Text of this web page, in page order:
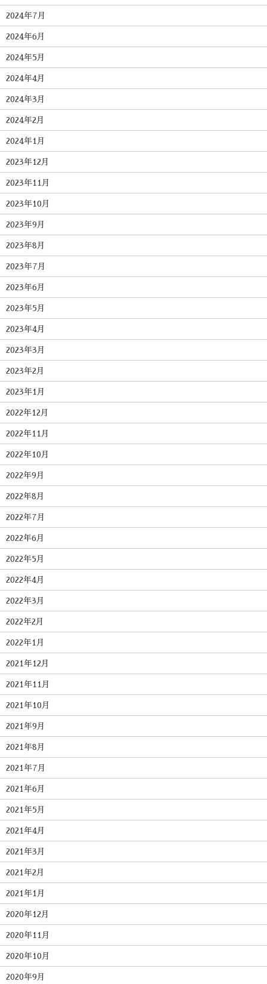
2024年7月
2024年6月
2024年5月
2024年4月
2024年3月
2024年2月
2024年1月
2023年12月
2023年11月
2023年10月
2023年9月
2023年8月
2023年7月
2023年6月
2023年5月
2023年4月
2023年3月
2023年2月
2023年1月
2022年12月
2022年11月
2022年10月
2022年9月
2022年8月
2022年7月
2022年6月
2022年5月
2022年4月
2022年3月
2022年2月
2022年1月
2021年12月
2021年11月
2021年10月
2021年9月
2021年8月
2021年7月
2021年6月
2021年5月
2021年4月
2021年3月
2021年2月
2021年1月
2020年12月
2020年11月
2020年10月
2020年9月